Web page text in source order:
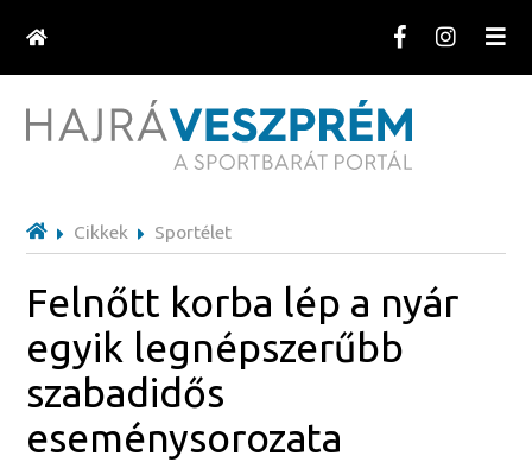
Cikkek Sportélet
Felnőtt korba lép a nyár
egyik legnépszerűbb
szabadidős
eseménysorozata